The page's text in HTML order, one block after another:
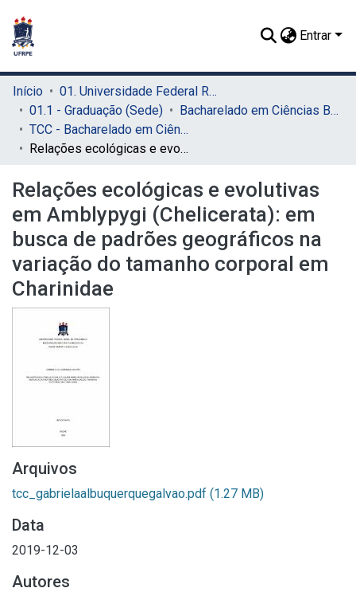
Entrar
Início
01. Universidade Federal Rural de Pernambuco - UFRPE (Sede)
01.1 - Graduação (Sede)
Bacharelado em Ciências Biológicas (Sede)
TCC - Bacharelado em Ciências Biológicas (Sede)
Relações ecológicas e evolutivas em Amblypygi (Chelicerata): em busca de padrões geográficos na variação do tamanho corporal em Charinidae
Relações ecológicas e evolutivas
em Amblypygi (Chelicerata): em
busca de padrões geográficos na
variação do tamanho corporal em
Charinidae
Arquivos
tcc_gabrielaalbuquerquegalvao.pdf (1.27 MB)
Data
2019-12-03
Autores